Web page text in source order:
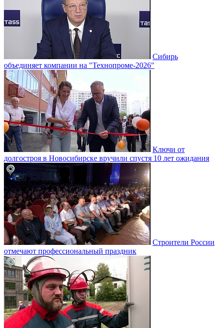
Сибирь
объединяет компании на "Технопроме-2026"
Ключи от
долгостроя в Новосибирске вручили спустя 10 лет ожидания
Строители России
отмечают профессиональный праздник